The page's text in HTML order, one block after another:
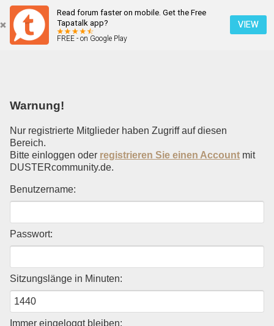
Read forum faster on mobile. Get the Free
Tapatalk app?
FREE - on Google Play
VIEW
Einloggen
Warnung!
Nur registrierte Mitglieder haben Zugriff auf diesen
Bereich.
Bitte einloggen oder registrieren Sie einen Account mit
DUSTERcommunity.de.
Benutzername:
Passwort:
Sitzungslänge in Minuten:
Immer eingeloggt bleiben: